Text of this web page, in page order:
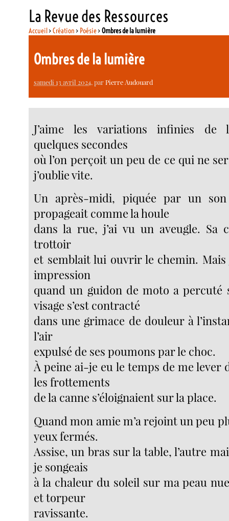
La Revue des Ressources
Accueil>Création > Poésie>Ombres de la lumière
Ombres de la lumière
samedi 13 avril 2024, parPierre Audouard
J’aime les variations infinies de
quelques secondes
où l’on perçoit un peu de ce qui ne
j’oublie vite.
Un après-midi, piquée par un
propageait comme la houle
dans la rue, j’ai vu un aveugle. Sa
trottoir
et semblait lui ouvrir le chemin. Mais
impression
quand un guidon de moto a percuté
visage s’est contracté
dans une grimace de douleur à
l’air
expulsé de ses poumons par le choc.
À peine ai-je eu le temps de me lever
les frottements
de la canne s’éloignaient sur la place.
Quand mon amie m’a rejoint un peu
yeux fermés.
Assise, un bras sur la table, l’autre
je songeais
à la chaleur du soleil sur ma peau
et torpeur
ravissante.